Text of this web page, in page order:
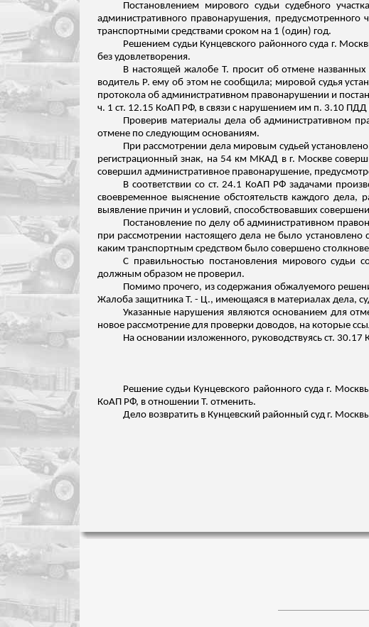
Постановлением мирового судьи судебного
административного правонарушения,
транспортными средствами сроком на 1 (один) год.
Решением судьи Кунцевского районного суда г.
без удовлетворения.
В настоящей жалобе Т. просит об отмене
водитель Р. ему об этом не сообщила; мировой судья
протокола об административном правонарушении и
ч. 1 ст. 12.15 КоАП РФ, в связи с нарушением им п. 3.10
Проверив материалы дела об административном
отмене по следующим основаниям.
При рассмотрении дела мировым судьей
регистрационный знак, на 54 км МКАД в г. Москве
совершил административное правонарушение,
В соответствии со ст. 24.1 КоАП РФ задачами
своевременное выяснение обстоятельств каждого дела,
выявление причин и условий, способствовавших
Постановление по делу об административном
при рассмотрении настоящего дела не было установлено
каким транспортным средством было совершено
С правильностью постановления мирового судьи
должным образом не проверил.
Помимо прочего, из содержания обжалуемого
Жалоба защитника Т. - Ц., имеющаяся в материалах дела,
Указанные нарушения являются основанием для
новое рассмотрение для проверки доводов, на которые
На основании изложенного, руководствуясь ст. 30.17
Решение судьи Кунцевского районного суда г.
КоАП РФ, в отношении Т. отменить.
Дело возвратить в Кунцевский районный суд г.